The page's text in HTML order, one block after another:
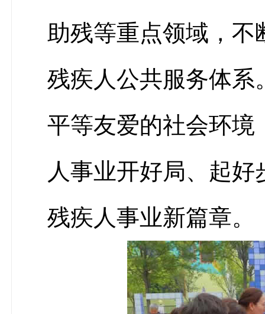
助残等重点领域，不
残疾人公共服务体系
平等友爱的社会环境
人事业开好局、起
残疾人事业新篇章。